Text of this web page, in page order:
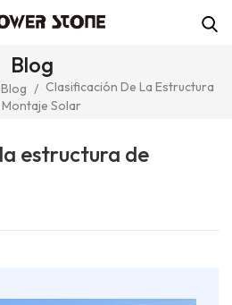
Blog
Blog / Clasificación De La Estructura
Montaje Solar
estructura de